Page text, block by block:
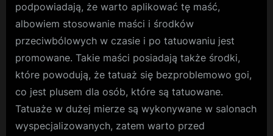
podpowiadają, że warto aplikować tę maść,
albowiem stosowanie maści i środków
przeciwbólowych w czasie i po tatuowaniu jest
promowane. Takie maści posiadają także środki,
które powodują, że tatuaż się bezproblemowo goi,
co jest plusem dla osób, które są tatuowane.
Tatuaże w dużej mierze są wykonywane w salonach
wyspecjalizowanych, zatem warto przed